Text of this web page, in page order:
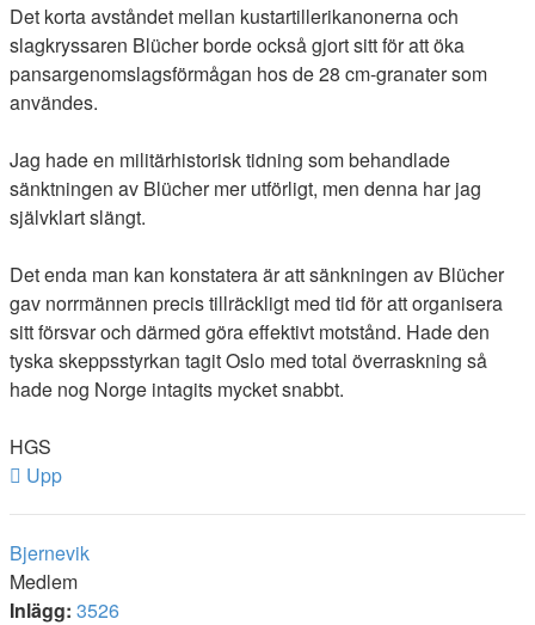
Det korta avståndet mellan kustartillerikanonerna och
slagkryssaren Blücher borde också gjort sitt för att öka
pansargenomslagsförmågan hos de 28 cm-granater som
användes.
Jag hade en militärhistorisk tidning som behandlade
sänktningen av Blücher mer utförligt, men denna har jag
självklart slängt.
Det enda man kan konstatera är att sänkningen av Blücher
gav norrmännen precis tillräckligt med tid för att organisera
sitt försvar och därmed göra effektivt motstånd. Hade den
tyska skeppsstyrkan tagit Oslo med total överraskning så
hade nog Norge intagits mycket snabbt.
HGS
Upp
Bjernevik
Medlem
Inlägg: 3526